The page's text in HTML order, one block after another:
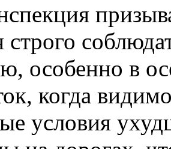
строго
особенно в
когда
условия